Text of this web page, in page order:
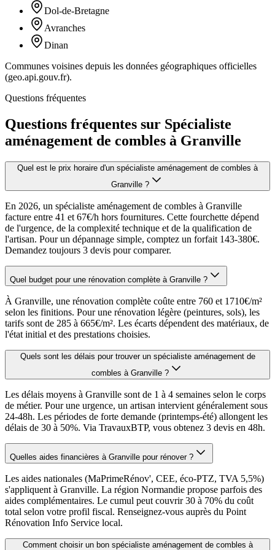
Dol-de-Bretagne
Avranches
Dinan
Communes voisines depuis les données géographiques officielles
(geo.api.gouv.fr).
Questions fréquentes
Questions fréquentes sur Spécialiste
aménagement de combles à Granville
Quel est le prix horaire d'un spécialiste aménagement de combles à
Granville ?
En 2026, un spécialiste aménagement de combles à Granville
facture entre 41 et 67€/h hors fournitures. Cette fourchette dépend
de l'urgence, de la complexité technique et de la qualification de
l'artisan. Pour un dépannage simple, comptez un forfait 143-380€.
Demandez toujours 3 devis pour comparer.
Quel budget pour une rénovation complète à Granville ?
À Granville, une rénovation complète coûte entre 760 et 1710€/m²
selon les finitions. Pour une rénovation légère (peintures, sols), les
tarifs sont de 285 à 665€/m². Les écarts dépendent des matériaux, de
l'état initial et des prestations choisies.
Quels sont les délais pour trouver un spécialiste aménagement de
combles à Granville ?
Les délais moyens à Granville sont de 1 à 4 semaines selon le corps
de métier. Pour une urgence, un artisan intervient généralement sous
24-48h. Les périodes de forte demande (printemps-été) allongent les
délais de 30 à 50%. Via TravauxBTP, vous obtenez 3 devis en 48h.
Quelles aides financières à Granville pour rénover ?
Les aides nationales (MaPrimeRénov', CEE, éco-PTZ, TVA 5,5%)
s'appliquent à Granville. La région Normandie propose parfois des
aides complémentaires. Le cumul peut couvrir 30 à 70% du coût
total selon votre profil fiscal. Renseignez-vous auprès du Point
Rénovation Info Service local.
Comment choisir un bon spécialiste aménagement de combles à